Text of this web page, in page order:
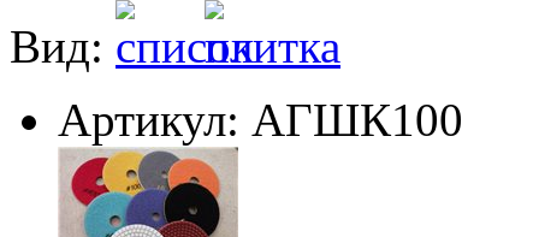
Вид:
Артикул: АГШК100